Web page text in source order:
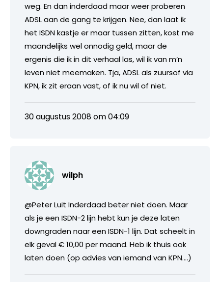
weg. En dan inderdaad maar weer proberen
ADSL aan de gang te krijgen. Nee, dan laat ik
het ISDN kastje er maar tussen zitten, kost me
maandelijks wel onnodig geld, maar de
ergenis die ik in dit verhaal las, wil ik van m’n
leven niet meemaken. Tja, ADSL als zuursof via
KPN, ik zit eraan vast, of ik nu wil of niet.
30 augustus 2008 om 04:09
wilph
@Peter Luit Inderdaad beter niet doen. Maar
als je een ISDN-2 lijn hebt kun je deze laten
downgraden naar een ISDN-1 lijn. Dat scheelt in
elk geval € 10,00 per maand. Heb ik thuis ook
laten doen (op advies van iemand van KPN….)